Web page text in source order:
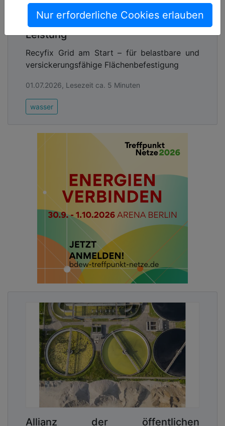
Nur erforderliche Cookies erlauben
Leicht zu verlegen, stark in der
Leistung
Recyfix Grid am Start – für belastbare und
versickerungsfähige Flächenbefestigung
01.07.2026, Lesezeit ca. 5 Minuten
wasser
Allianz der öffentlichen